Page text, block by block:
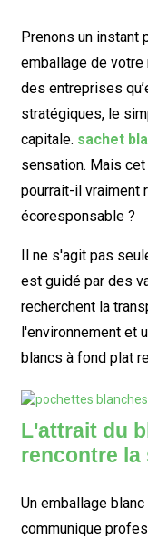
Prenons un instant
emballage de votre
des entreprises
stratégiques, le
capitale. sachet
sensation. Mais
pourrait-il vraiment
écoresponsable ?
Il ne s'agit pas
est guidé par des
recherchent la
l'environnement et
blancs à fond plat
L'attrait du
rencontre la
Un emballage
communique